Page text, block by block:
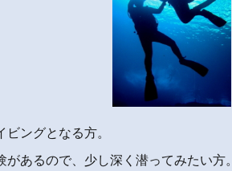
ングとなる方。
があるので、少し深く潜ってみたい方。